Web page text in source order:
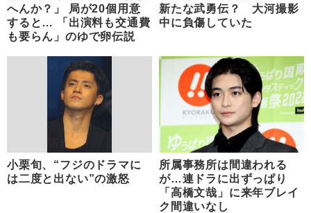
へんか？」 局が20個用意
すると… 「出演料も交通費
も要らん」のゆで卵伝説
新たな武勇伝？ 大河撮影
中に負傷していた
小栗旬、“フジのドラマに
は二度と出ない”の激怒
所属事務所は間違われる
が…連ドラに出ずっぱり
「高橋文哉」に来年ブレイ
ク間違いなし